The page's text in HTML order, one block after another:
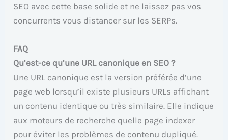
SEO avec cette base solide et ne laissez pas vos
concurrents vous distancer sur les SERPs.
FAQ
Qu’est-ce qu’une URL canonique en SEO ?
Une URL canonique est la version préférée d’une
page web lorsqu’il existe plusieurs URLs affichant
un contenu identique ou très similaire. Elle indique
aux moteurs de recherche quelle page indexer
pour éviter les problèmes de contenu dupliqué.